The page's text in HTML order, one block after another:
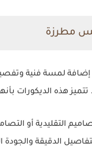
مطرزة
لمسة فنية
تتميز هذه
التقليدية أو
الدقيقة والجودة